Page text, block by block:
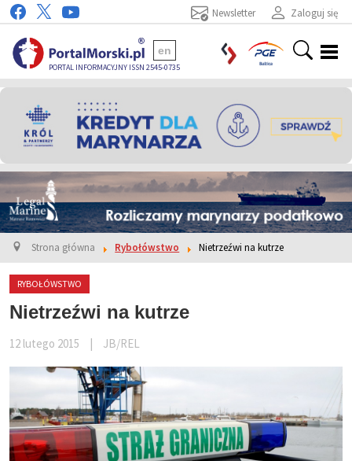
Zaloguj się
Newsletter
PORTAL INFORMACYJNY ISSN 2545-0735
en
Strona główna Rybołówstwo Nietrzeźwi na kutrze
RYBOŁÓWSTWO
Nietrzeźwi na kutrze
12 lutego 2015 JB/REL